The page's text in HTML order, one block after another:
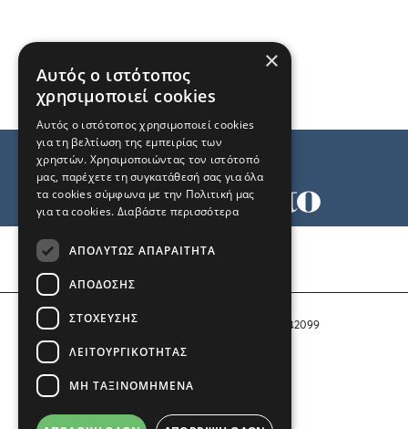
Αριθμός Πιστοποίησης Μ.Η.Τ. 242099
COPYRIGHT © 2026 Το Μανιφέστο
×
Αυτός ο ιστότοπος
χρησιμοποιεί cookies
Αυτός ο ιστότοπος χρησιμοποιεί cookies
για τη βελτίωση της εμπειρίας των
χρηστών. Χρησιμοποιώντας τον ιστότοπό
μας, παρέχετε τη συγκατάθεσή σας για όλα
τα cookies σύμφωνα με την Πολιτική μας
για τα cookies. Διαβάστε περισσότερα
ΑΠΟΛΎΤΩΣ ΑΠΑΡΑΊΤΗΤΑ
ΑΠΌΔΟΣΗΣ
ΣΤΌΧΕΥΣΗΣ
ΛΕΙΤΟΥΡΓΙΚΌΤΗΤΑΣ
ΜΗ ΤΑΞΙΝΟΜΗΜΈΝΑ